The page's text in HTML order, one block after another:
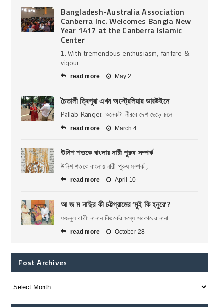
Bangladesh-Australia Association
Canberra Inc. Welcomes Bangla New
Year 1417 at the Canberra Islamic
Center
1. With tremendous enthusiasm, fanfare &
vigour
read more May 2
চৈতালী ত্রিপুরা এখন অস্ট্রেলিয়ার ডারউইনে
Pallab Rangei: অনেকটা নীরবে দেশ ছেড়ে চলে
read more March 4
উনিশ শতকে বাংলায় নারী পুরুষ সম্পর্ক
উনিশ শতকে বাংলায় নারী পুরুষ সম্পর্ক ,
read more April 10
আ জ ম নাছির কী চট্টগ্রামের ‘মুই কি হনুরে’?
ফজলুল বারী: নানান বিতর্কের মধ্যে সরকারের নানা
read more October 28
Post Archives